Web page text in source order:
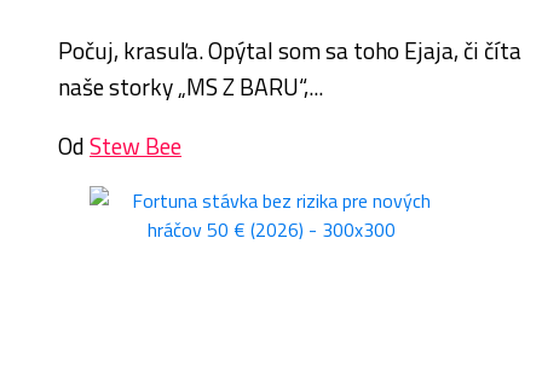
Počuj, krasuľa. Opýtal som sa toho Ejaja, či číta
naše storky „MS Z BARU“,...
OdStew Bee